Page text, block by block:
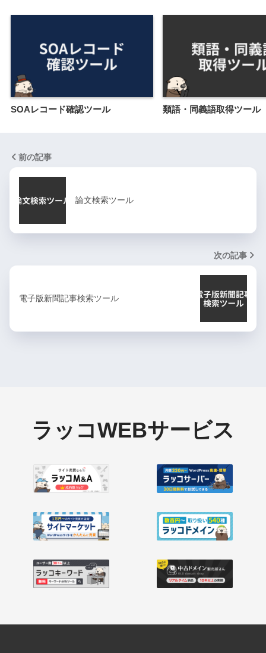
SOAレコード確認ツール 類語・同義語取得ツール
前の記事
論文検索ツール
次の記事
電子版新聞記事検索ツール
ラッコWEBサービス